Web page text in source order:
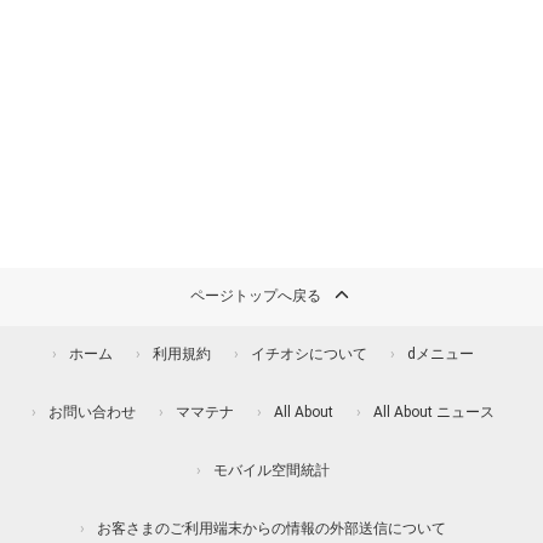
ページトップへ戻る
ホーム 利用規約 イチオシについて dメニュー
お問い合わせ ママテナ All About All About ニュース
モバイル空間統計
お客さまのご利用端末からの情報の外部送信について